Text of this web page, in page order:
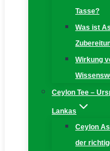
Tasse?
Was ist
Wirkung
Ceylon Tee –
Lankas
Ceylon
der